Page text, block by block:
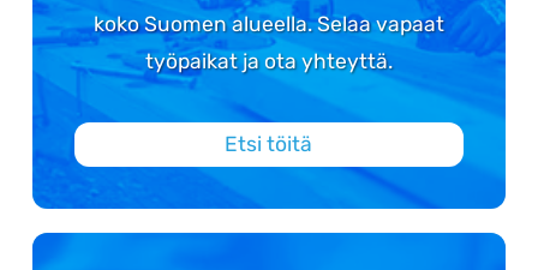
koko Suomen alueella. Selaa vapaat
työpaikat ja ota yhteyttä.
Etsi töitä